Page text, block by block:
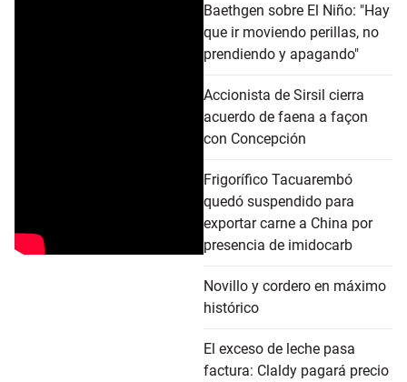
Baethgen sobre El Niño: "Hay
que ir moviendo perillas, no
prendiendo y apagando"
Accionista de Sirsil cierra
acuerdo de faena a façon
con Concepción
Frigorífico Tacuarembó
quedó suspendido para
exportar carne a China por
presencia de imidocarb
Novillo y cordero en máximo
histórico
El exceso de leche pasa
factura: Claldy pagará precio